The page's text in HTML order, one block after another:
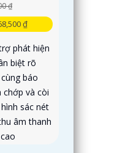
₫
₫
phát hiện
biệt rõ
báo
chớp và còi
sác nét
âm thanh